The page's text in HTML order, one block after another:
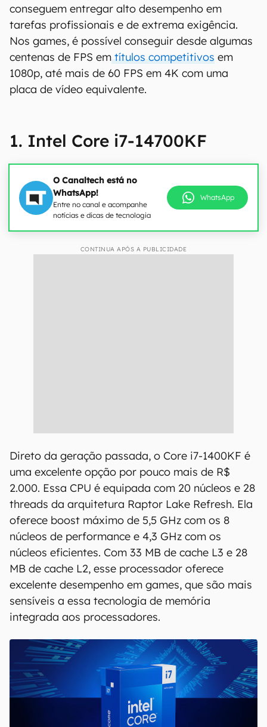
conseguem entregar alto desempenho em
tarefas profissionais e de extrema exigência.
Nos games, é possível conseguir desde algumas
centenas de FPS em títulos competitivos em
1080p, até mais de 60 FPS em 4K com uma
placa de vídeo equivalente.
1. Intel Core i7-14700KF
O Canaltech está no
WhatsApp!
Entre no canal e acompanhe
notícias e dicas de tecnologia
WhatsApp
CONTINUA APÓS A PUBLICIDADE
Direto da geração passada, o Core i7-1400KF é
uma excelente opção por pouco mais de R$
2.000. Essa CPU é equipada com 20 núcleos e 28
threads da arquitetura Raptor Lake Refresh. Ela
oferece boost máximo de 5,5 GHz com os 8
núcleos de performance e 4,3 GHz com os
núcleos eficientes. Com 33 MB de cache L3 e 28
MB de cache L2, esse processador oferece
excelente desempenho em games, que são mais
sensíveis a essa tecnologia de memória
integrada aos processadores.